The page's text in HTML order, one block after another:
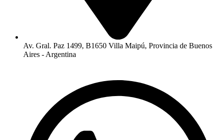
Av. Gral. Paz 1499, B1650 Villa Maipú, Provincia de Buenos
Aires - Argentina